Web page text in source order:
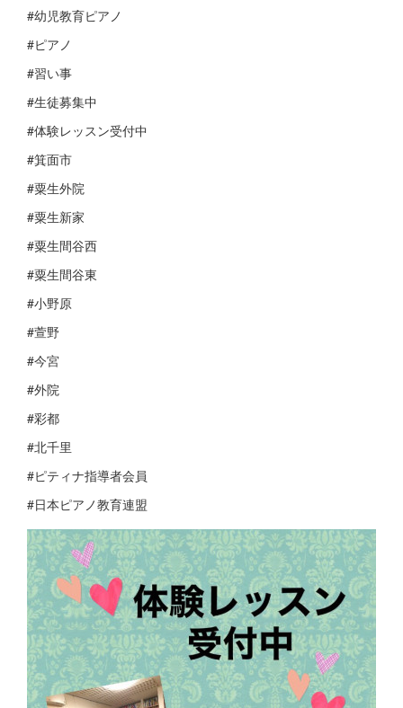
#幼児教育ピアノ
#ピアノ
#習い事
#生徒募集中
#体験レッスン受付中
#箕面市
#粟生外院
#粟生新家
#粟生間谷西
#粟生間谷東
#小野原
#萱野
#今宮
#外院
#彩都
#北千里
#ピティナ指導者会員
#日本ピアノ教育連盟